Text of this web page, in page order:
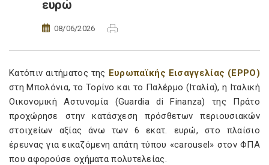
ευρώ
08/06/2026
Κατόπιν αιτήματος της Ευρωπαϊκής Εισαγγελίας (EPPO)
στη Μπολόνια, το Τορίνο και το Παλέρμο (Ιταλία), η Ιταλική
Οικονομική Αστυνομία (Guardia di Finanza) της Πράτο
προχώρησε στην κατάσχεση πρόσθετων περιουσιακών
στοιχείων αξίας άνω των 6 εκατ. ευρώ, στο πλαίσιο
έρευνας για εικαζόμενη απάτη τύπου «carousel» στον ΦΠΑ
που αφορούσε οχήματα πολυτελείας.